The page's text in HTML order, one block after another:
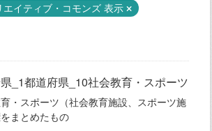
エイティブ・コモンズ 表示
_1都道府県_10社会教育・スポーツ
・スポーツ（社会教育施設、スポーツ施
まとめたもの